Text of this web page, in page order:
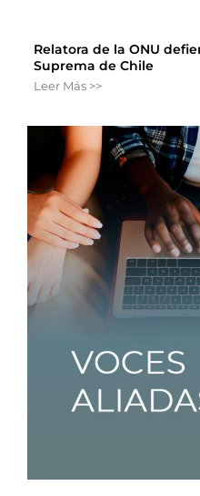
Relatora de la ONU
Suprema de Chile
Leer Más >>